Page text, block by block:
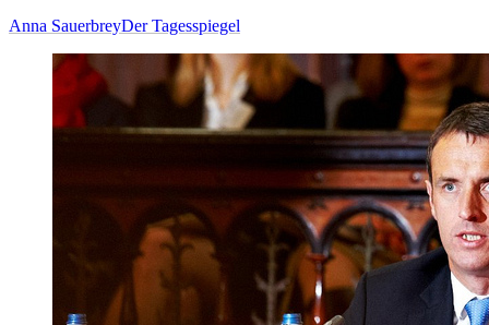
Anna SauerbreyDer Tagesspiegel